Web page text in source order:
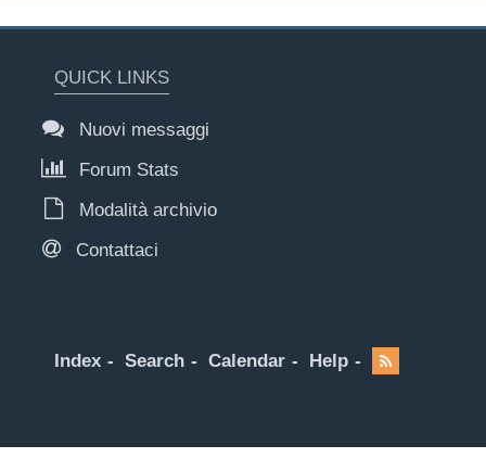
QUICK LINKS
Nuovi messaggi
Forum Stats
Modalità archivio
Contattaci
Index Search Calendar Help